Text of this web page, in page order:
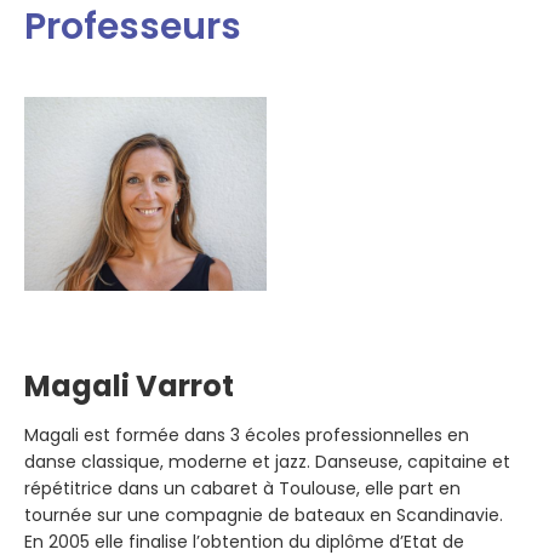
Professeurs
Magali Varrot
Magali est formée dans 3 écoles professionnelles en
danse classique, moderne et jazz. Danseuse, capitaine et
répétitrice dans un cabaret à Toulouse, elle part en
tournée sur une compagnie de bateaux en Scandinavie.
En 2005 elle finalise l’obtention du diplôme d’Etat de